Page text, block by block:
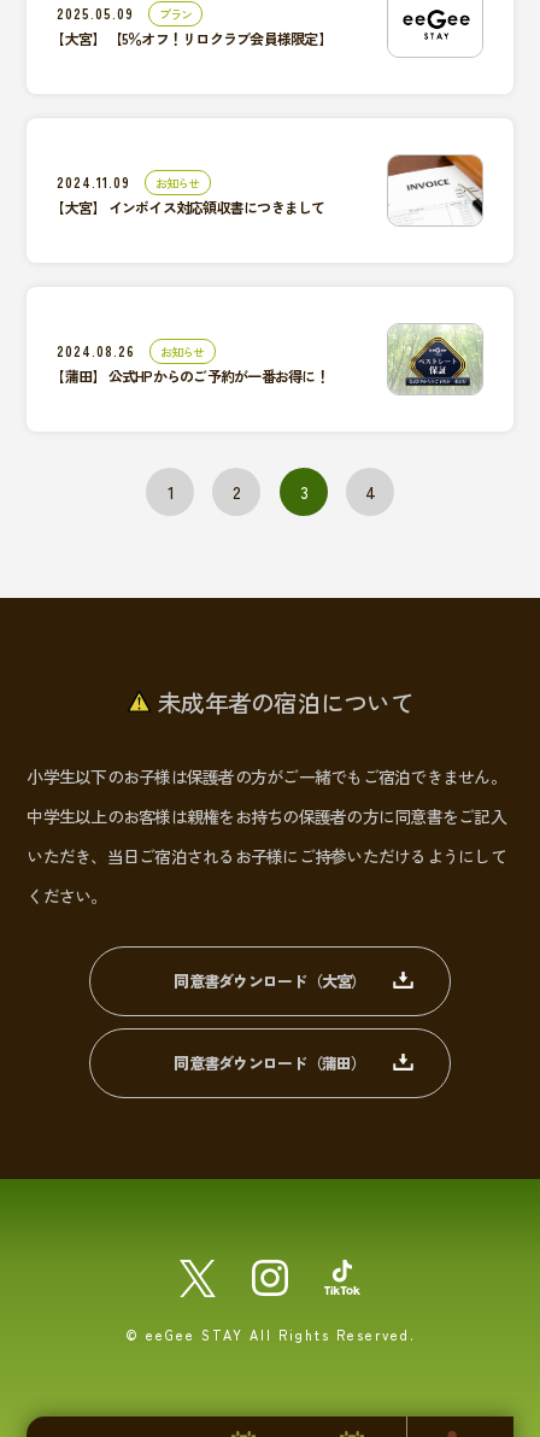
2025.05.09 プラン
【大宮】 【5％オフ！リロクラブ会員様限定】
2024.11.09 お知らせ
【大宮】 インボイス対応領収書につきまして
2024.08.26 お知らせ
【蒲田】 公式HPからのご予約が一番お得に！
1 2 3 4
未成年者の宿泊について
小学生以下のお子様は保護者の方がご一緒でもご宿泊できません。
中学生以上のお客様は親権をお持ちの保護者の方に同意書をご記入
いただき、当日ご宿泊されるお子様にご持参いただけるようにして
ください。
同意書ダウンロード（大宮）
同意書ダウンロード（蒲田）
© eeGee STAY All Rights Reserved.